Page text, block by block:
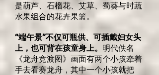
是葫芦、石榴花、艾草、蜀葵与时蔬
水果组合的花卉果篮。
“端午景”不仅可瓶供、可插戴妇女头
上，也可背在孩童身上。 明代佚名
《龙舟竞渡图》画面有两个小孩牵着
手去看赛龙舟，其中一个小孩就把